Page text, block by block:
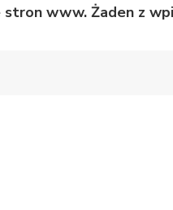
www. Żaden z